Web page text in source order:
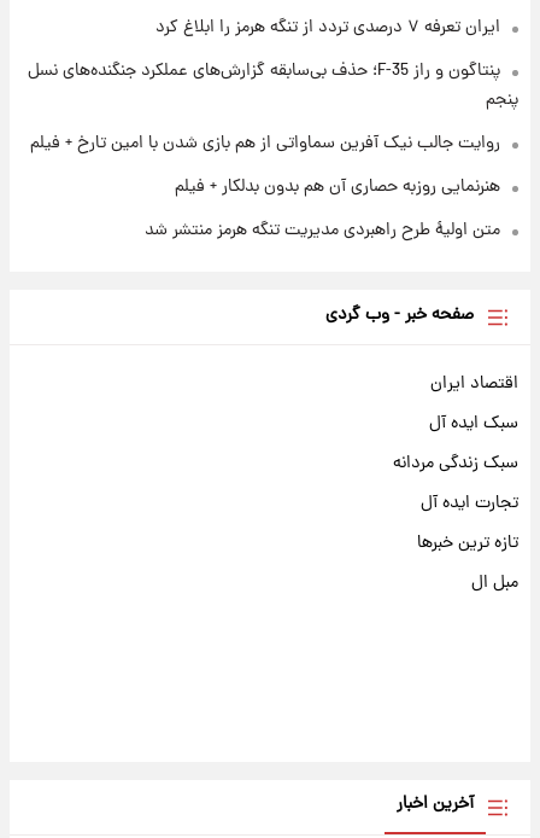
نام خودرو، مبلغ پیش پرداخت و زمان تحویل |
سود مشارکت چند درصد است؟
ایران تعرفه ۷ درصدی تردد از تنگه هرمز را ابلاغ کرد
پنتاگون و راز F-35؛ حذف بی‌سابقه گزارش‌های عملکرد جنگنده‌های نسل
پنجم
روایت جالب نیک آفرین سماواتی از هم بازی شدن با امین تارخ + فیلم
هنرنمایی روزبه حصاری آن هم بدون بدلکار + فیلم
متن اولیۀ طرح راهبردی مدیریت تنگه هرمز منتشر شد
صفحه خبر - وب گردی
اقتصاد ایران
سبک ایده آل
سبک زندگی مردانه
تجارت ایده آل
تازه ترین خبرها
مبل ال
آخرین اخبار